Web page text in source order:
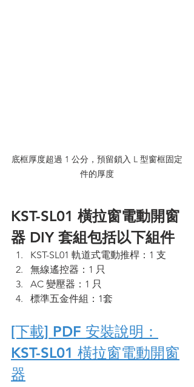
底框厚度超過 1 公分，預留鎖入 L 型窗框固定
件的厚度
KST-SL01 橫拉窗電動開窗
器 DIY 套組包括以下組件
KST-SL01 軌道式電動推桿：1 支
無線遙控器：1 只
AC 變壓器：1 只
標準五金件組：1套
[下載] PDF 安裝說明：
KST-SL01 橫拉窗電動開窗
器